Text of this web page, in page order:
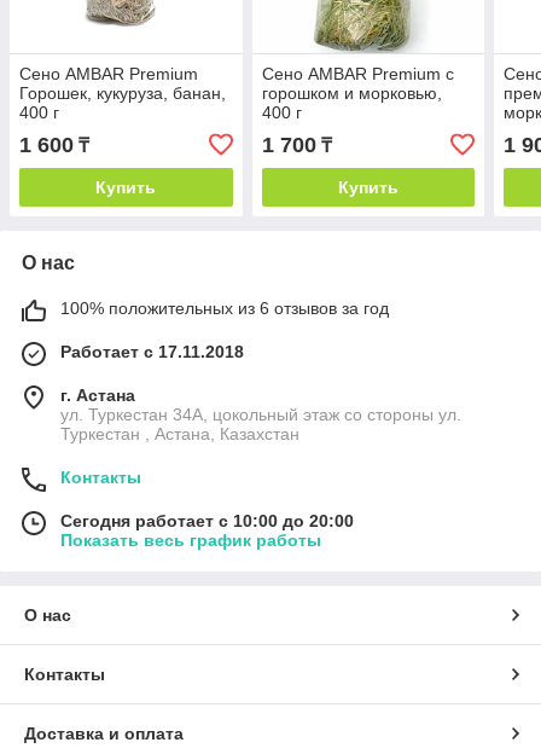
Сено AMBAR Premium
Горошек, кукуруза, банан,
400 г
1 600 ₸
Купить
Сено AMBAR Premium с
горошком и морковью,
400 г
1 700₸
Купить
1
О нас
100% положительных из 6 отзывов за год
Работает с 17.11.2018
г. Астана
ул. Туркестан 34А, цокольный этаж со стороны ул.
Туркестан , Астана, Казахстан
Контакты
Сегодня работает с 10:00 до 20:00
Показать весь график работы
О нас
Контакты
Доставка и оплата